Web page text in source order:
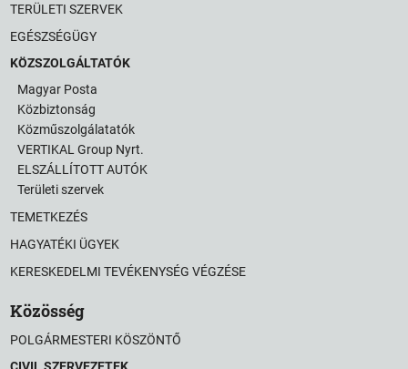
TERÜLETI SZERVEK
EGÉSZSÉGÜGY
KÖZSZOLGÁLTATÓK
Magyar Posta
Közbiztonság
Közműszolgálatatók
VERTIKAL Group Nyrt.
ELSZÁLLÍTOTT AUTÓK
Területi szervek
TEMETKEZÉS
HAGYATÉKI ÜGYEK
KERESKEDELMI TEVÉKENYSÉG VÉGZÉSE
Közösség
POLGÁRMESTERI KÖSZÖNTŐ